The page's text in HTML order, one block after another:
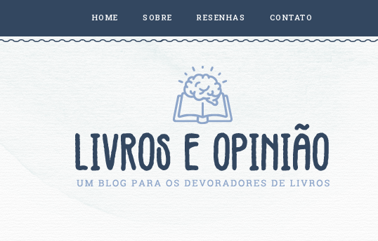
HOME SOBRE RESENHAS CONTATO